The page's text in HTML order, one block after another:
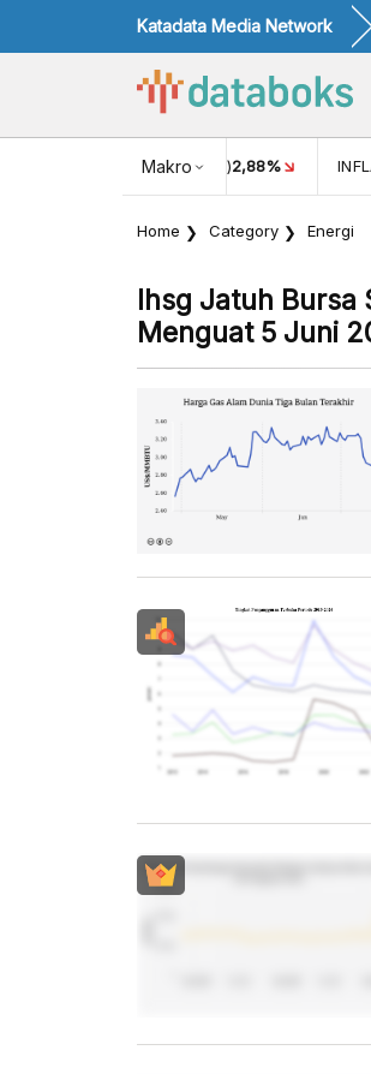
Katadata Media Network
Makro
INFLASI YOY (JUL)2,88%
Home Category Energi
Ihsg Jatuh
Menguat 5 Juni